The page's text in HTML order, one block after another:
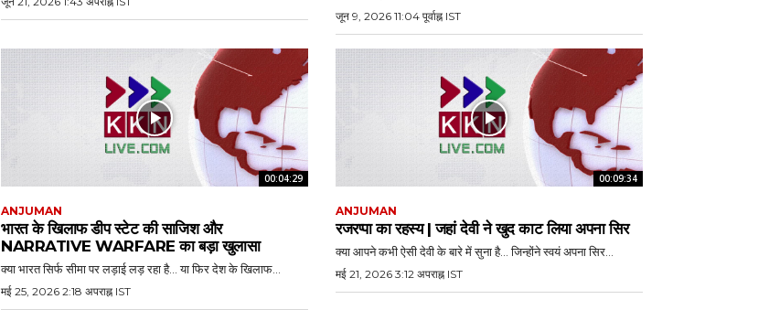
जून 9, 2026 11:04 पूर्वाह्न IST
00:04:29
ANJUMAN
भारत के खिलाफ डीप स्टेट की साजिश और
NARRATIVE WARFARE का बड़ा खुलासा
क्या भारत सिर्फ सीमा पर लड़ाई लड़ रहा है… या फिर देश के खिलाफ...
मई 25, 2026 2:18 अपराह्न IST
00:09:34
ANJUMAN
रजरप्पा का रहस्य | जहां देवी ने खुद काट लिया अपना सिर
क्या आपने कभी ऐसी देवी के बारे में सुना है… जिन्होंने स्वयं अपना सिर...
मई 21, 2026 3:12 अपराह्न IST